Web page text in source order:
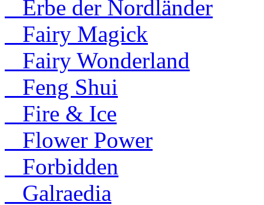
Erbe der Nordländer
Fairy Magick
Fairy Wonderland
Feng Shui
Fire & Ice
Flower Power
Forbidden
Galraedia